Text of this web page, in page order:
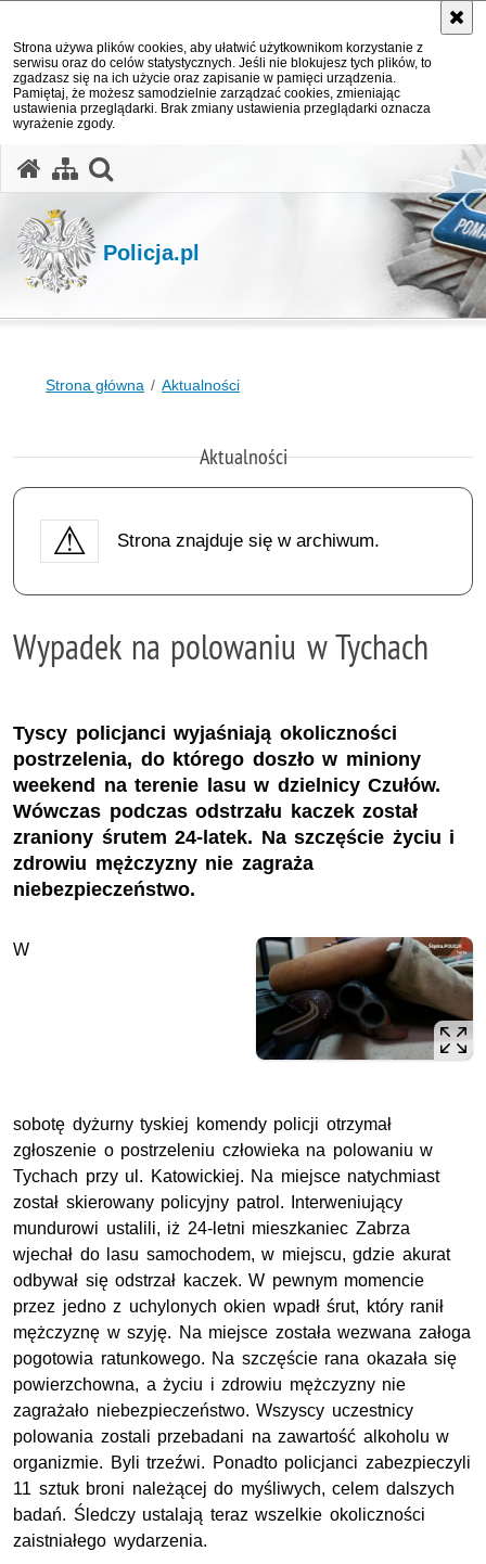
Strona używa plików cookies, aby ułatwić użytkownikom korzystanie z
serwisu oraz do celów statystycznych. Jeśli nie blokujesz tych plików, to
zgadzasz się na ich użycie oraz zapisanie w pamięci urządzenia.
Pamiętaj, że możesz samodzielnie zarządzać cookies, zmieniając
ustawienia przeglądarki. Brak zmiany ustawienia przeglądarki oznacza
wyrażenie zgody.
Policja.pl
Strona główna Aktualności
Aktualności
Strona znajduje się w archiwum.
Wypadek na polowaniu w Tychach
Tyscy policjanci wyjaśniają okoliczności
postrzelenia, do którego doszło w miniony
weekend na terenie lasu w dzielnicy Czułów.
Wówczas podczas odstrzału kaczek został
zraniony śrutem 24-latek. Na szczęście życiu i
zdrowiu mężczyzny nie zagraża
niebezpieczeństwo.
W
sobotę dyżurny tyskiej komendy policji otrzymał
zgłoszenie o postrzeleniu człowieka na polowaniu w
Tychach przy ul. Katowickiej. Na miejsce natychmiast
został skierowany policyjny patrol. Interweniujący
mundurowi ustalili, iż 24-letni mieszkaniec Zabrza
wjechał do lasu samochodem, w miejscu, gdzie akurat
odbywał się odstrzał kaczek. W pewnym momencie
przez jedno z uchylonych okien wpadł śrut, który ranił
mężczyznę w szyję. Na miejsce została wezwana załoga
pogotowia ratunkowego. Na szczęście rana okazała się
powierzchowna, a życiu i zdrowiu mężczyzny nie
zagrażało niebezpieczeństwo. Wszyscy uczestnicy
polowania zostali przebadani na zawartość alkoholu w
organizmie. Byli trzeźwi. Ponadto policjanci zabezpieczyli
11 sztuk broni należącej do myśliwych, celem dalszych
badań. Śledczy ustalają teraz wszelkie okoliczności
zaistniałego wydarzenia.